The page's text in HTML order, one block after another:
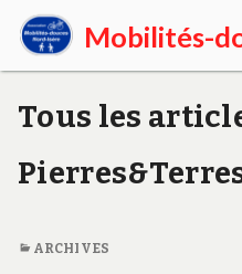
Mobilités-
E
N
r
d
s
Tous les
ARCHIVES